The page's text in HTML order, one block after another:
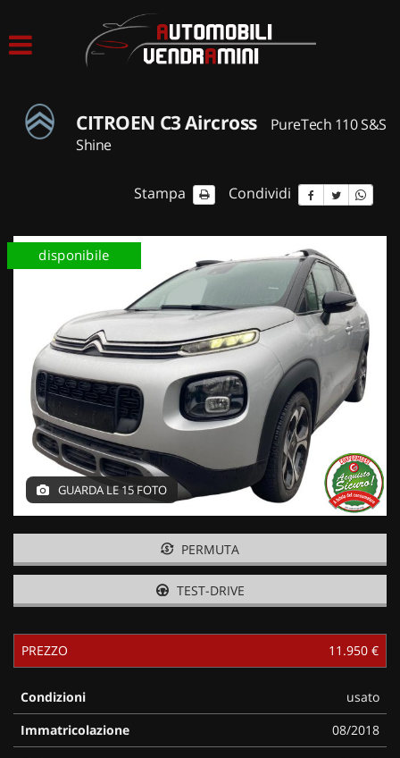
ACQUISTIAMO USATO
CONTATTI
CITROEN C3 Aircross
PureTech 110 S&S
Shine
Stampa Condividi
disponibile
GUARDA LE 15 FOTO
PERMUTA
TEST-DRIVE
PREZZO 11.950 €
Condizioni
usato
Immatricolazione
08/2018